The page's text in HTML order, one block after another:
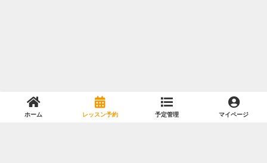
ホーム レッスン予約 予定管理 マイページ